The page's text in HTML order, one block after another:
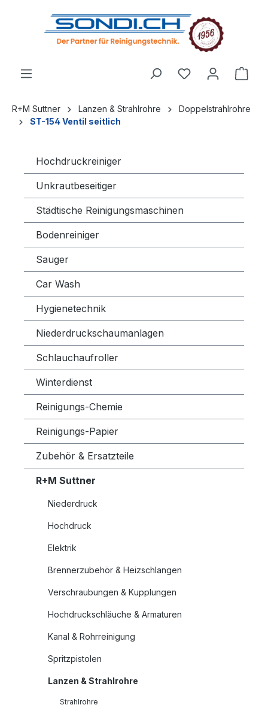
springen
R+M Suttner Lanzen & Strahlrohre
Doppelstrahlrohre
ST-154 Ventil seitlich
Hochdruckreiniger
Unkrautbeseitiger
Städtische Reinigungsmaschinen
Bodenreiniger
Sauger
Car Wash
Hygienetechnik
Niederdruckschaumanlagen
Schlauchaufroller
Winterdienst
Reinigungs-Chemie
Reinigungs-Papier
Zubehör & Ersatzteile
R+M Suttner
Niederdruck
Hochdruck
Elektrik
Brennerzubehör & Heizschlangen
Verschraubungen & Kupplungen
Hochdruckschläuche & Armaturen
Kanal & Rohrreinigung
Spritzpistolen
Lanzen & Strahlrohre
Strahlrohre